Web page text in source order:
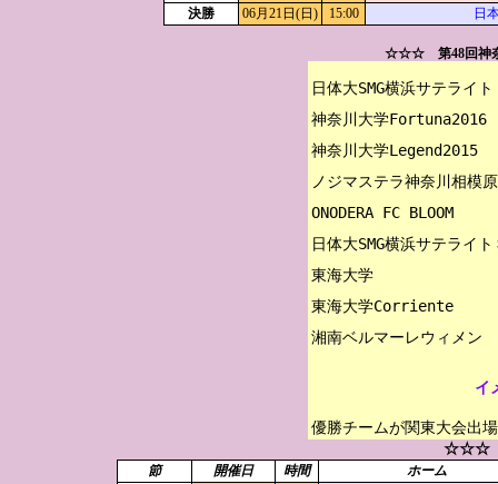
決勝
06月21日(日) 15:00 日
☆☆☆ 第48回神
日体大SMG横浜サテライト
神奈川大学Fortuna2016
神奈川大学Legend2015
ノジマステラ神奈川相模
ONODERA FC BLOOM
日体大SMG横浜サテライト
東海大学
東海大学Corriente
イ
優勝チームが関東大会出場
☆☆☆
節 開催日 時間
ホーム